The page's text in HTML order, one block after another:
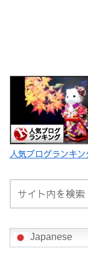
人気ブログランキン
Japanese